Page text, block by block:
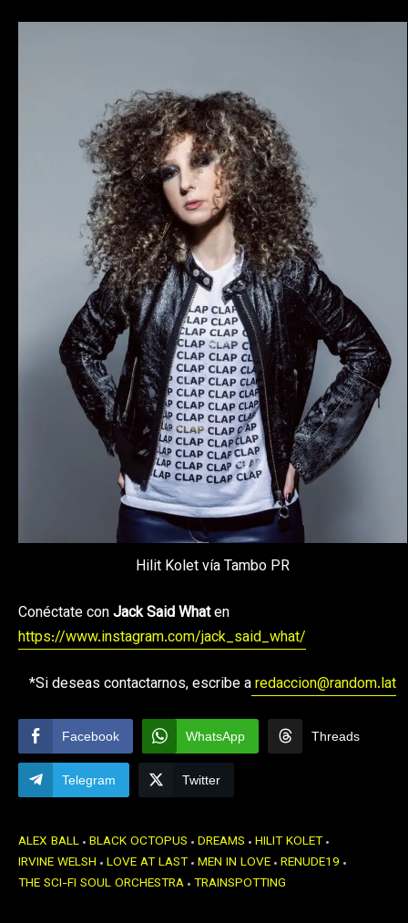
Hilit Kolet vía Tambo PR
Conéctate conJack Said Whaten
https://www.instagram.com/jack_said_what/
*Si deseas contactarnos, escribe aredaccion@random.lat
Facebook WhatsApp Threads
Telegram Twitter
ALEX BALL BLACK OCTOPUS DREAMS HILIT KOLET
IRVINE WELSH LOVE AT LAST MEN IN LOVE RENUDE19
THE SCI-FI SOUL ORCHESTRA TRAINSPOTTING